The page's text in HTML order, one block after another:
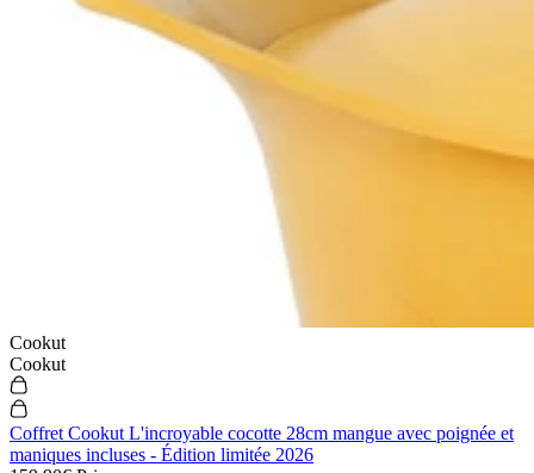
Cookut
Cookut
Coffret Cookut L'incroyable cocotte 28cm mangue avec poignée et
maniques incluses - Édition limitée 2026